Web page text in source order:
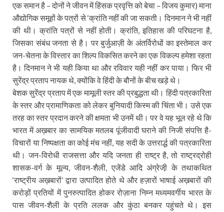
एक समान है – दोनों ने जीवन में हिंसक प्रवृत्ति को बेचा – विजय कुमार) माना
औद्योगिक समूहों के पत्रों से ‘क्रांति नहीं की जा सकती। दिनमान ने भी नहीं
की थी। क्रांति पत्रों से नहीं होती। क्रांति, इतिहास की परिघटना है,
जिसका संबंध जनता से है। पर बुर्जुआज़ी के अंतर्विरोधों का इस्तेमाल कर
जन-चेतना के विस्तार का शिल्प विकसित करने का एक विकल्प हमेशा रहता
है। दिनमान ने भी यही किया था और रविवार यही नहीं कर पाया। फिर भी
सुरेंद्र प्रताप नायक थे, क्योंकि वे हिंदी के बौनों के बीच खड़े थे।
बेशक सुरेंद्र प्रताप में एक मामूली स्तर की प्रबुद्धता थी। हिंदी पत्रकारिता
के स्तर और प्रामाणिकता को लेकर बुनियादी किस्म की चिंता भी। उसे एक
तरह का स्तर प्रदान करने की क्षमता भी उनमें थी। पर वे यह भूल रहे थे कि
भारत में अख़बार का सामयिक मतलब पूंजीवादी घराने की निजी संपत्ति है-
विचारों या निष्पक्षता का कोई मंच नहीं, यह सदी के उत्तरार्द्ध की पत्रकारिता
थी। जन-विरोधी राजसत्ता और यदि जनता ही राष्ट्र है, तो राष्ट्रद्रोही
शासक-वर्ग के मूल्य, जीवन-शैली, एजेंडे आदि अंग्रेजी़ के तथाकथित
‘राष्ट्रीय अख़बारों’ द्वारा उत्पादित होते थे और हज़ारों भाषाई अख़बारों की
करोड़ों प्रतियों में पुनरुत्पादित होकर रोज़ाना निम्न मध्यमवर्गीय भारत के
पास जीवन-शैली के प्रति ललक और कुंठा बनकर पहुंचते थे। इस